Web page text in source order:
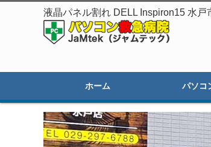
液晶パネル割れ DELL Inspiron15 水
ホーム パソコ
起動しない
遅いPCの高
初期セット
画面割れ・
OSアップグ
オーダーPC
その他のト